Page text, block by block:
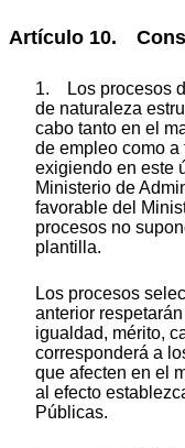
Artículo 10.
1. Los procesos
de naturaleza
cabo tanto en el
de empleo como a
exigiendo en este
Ministerio de
favorable del
procesos no
plantilla.
Los procesos
anterior
igualdad, mérito,
corresponderá a
que afecten en el
al efecto
Públicas.